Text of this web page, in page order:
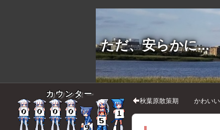
ただ、安らかに...
カウンター
秋葉原散策期 かわい